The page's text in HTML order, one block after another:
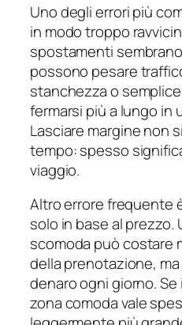
Uno degli errori più
in modo troppo
spostamenti
possono pesare
stanchezza o
fermarsi più a lungo in
Lasciare margine non
tempo: spesso
viaggio.
Altro errore frequente
solo in base al prezzo.
scomoda può costare
della prenotazione,
denaro ogni giorno.
zona comoda vale